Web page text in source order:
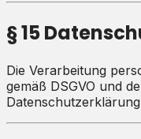
§ 15
Die Verarbeitung
gemäß DSGVO und